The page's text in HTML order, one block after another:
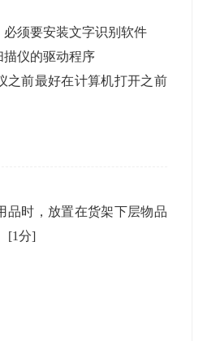
须要安装文字识别软件
描仪的驱动程序
之前最好在计算机打开之前
品时，放置在货架下层物品
[1分]